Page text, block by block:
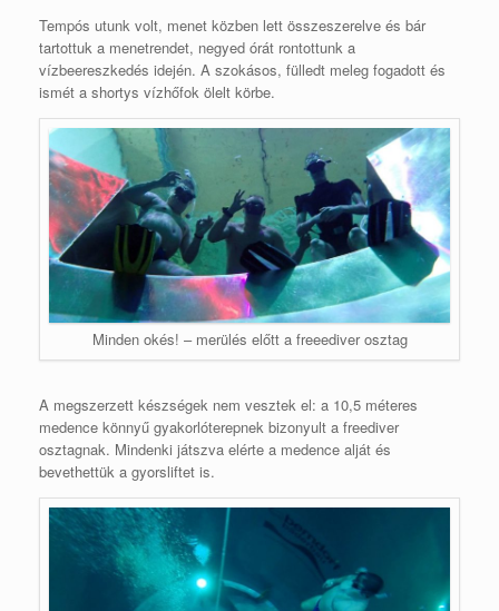
Tempós utunk volt, menet közben lett összeszerelve és bár
tartottuk a menetrendet, negyed órát rontottunk a
vízbeereszkedés idején. A szokásos, fülledt meleg fogadott és
ismét a shortys vízhőfok ölelt körbe.
Minden okés! – merülés előtt a freeediver osztag
A megszerzett készségek nem vesztek el: a 10,5 méteres
medence könnyű gyakorlóterepnek bizonyult a freediver
osztagnak. Mindenki játszva elérte a medence alját és
bevethettük a gyorsliftet is.